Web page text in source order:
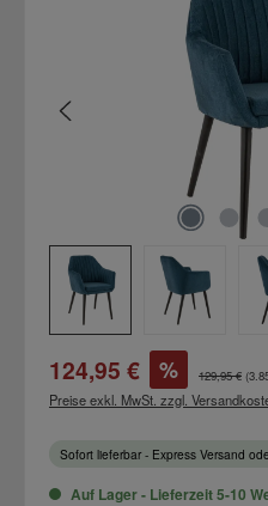
Verkaufspreis:
124,95 € % Regulärer
129,95 €
Preise exkl. MwSt. zzgl.
Sofort lieferbar - Express Versand
Auf Lager - Lieferzeit 5-10